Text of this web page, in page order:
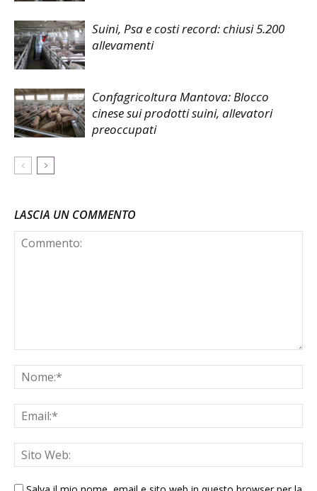
Suini, Psa e costi record: chiusi 5.200
allevamenti
Confagricoltura Mantova: Blocco
cinese sui prodotti suini, allevatori
preoccupati
LASCIA UN COMMENTO